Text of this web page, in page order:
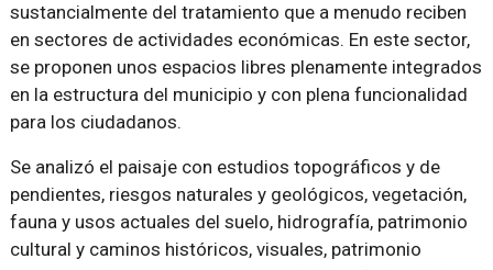
sustancialmente del tratamiento que a menudo reciben
en sectores de actividades económicas. En este sector,
se proponen unos espacios libres plenamente integrados
en la estructura del municipio y con plena funcionalidad
para los ciudadanos.
Se analizó el paisaje con estudios topográficos y de
pendientes, riesgos naturales y geológicos, vegetación,
fauna y usos actuales del suelo, hidrografía, patrimonio
cultural y caminos históricos, visuales, patrimonio